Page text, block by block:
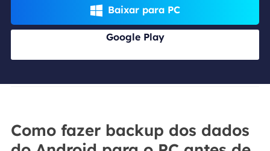
 Baixar para PC
Google Play
Como fazer backup dos dados